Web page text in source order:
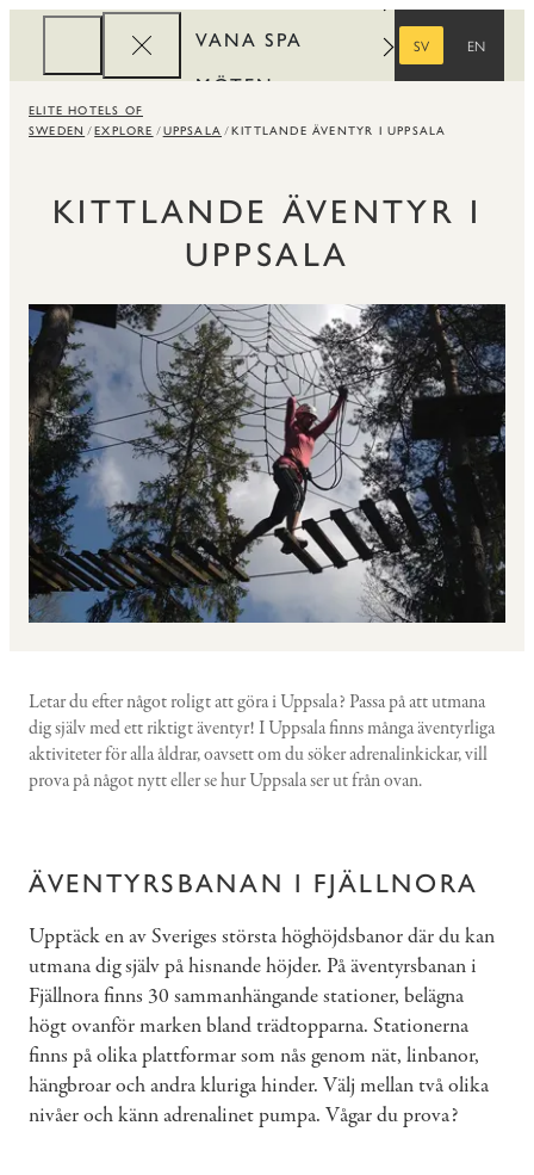
VANA SPA
MÖTEN
FÖRETAG
SV
EN
ELITE HOTELS OF
SWEDEN
EXPLORE UPPSALA KITTLANDE ÄVENTYR I UPPSALA
KITTLANDE ÄVENTYR I
UPPSALA
Letar du efter något roligt att göra i Uppsala? Passa på att utmana
dig själv med ett riktigt äventyr! I Uppsala finns många äventyrliga
aktiviteter för alla åldrar, oavsett om du söker adrenalinkickar, vill
prova på något nytt eller se hur Uppsala ser ut från ovan.
ÄVENTYRSBANAN I FJÄLLNORA
Upptäck en av Sveriges största höghöjdsbanor där du kan
utmana dig själv på hisnande höjder. På äventyrsbanan i
Fjällnora finns 30 sammanhängande stationer, belägna
högt ovanför marken bland trädtopparna. Stationerna
finns på olika plattformar som nås genom nät, linbanor,
hängbroar och andra kluriga hinder. Välj mellan två olika
nivåer och känn adrenalinet pumpa. Vågar du prova?